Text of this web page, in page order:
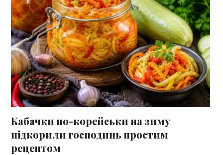
Кабачки по-корейськи на зиму
підкорили господинь простим
рецептом